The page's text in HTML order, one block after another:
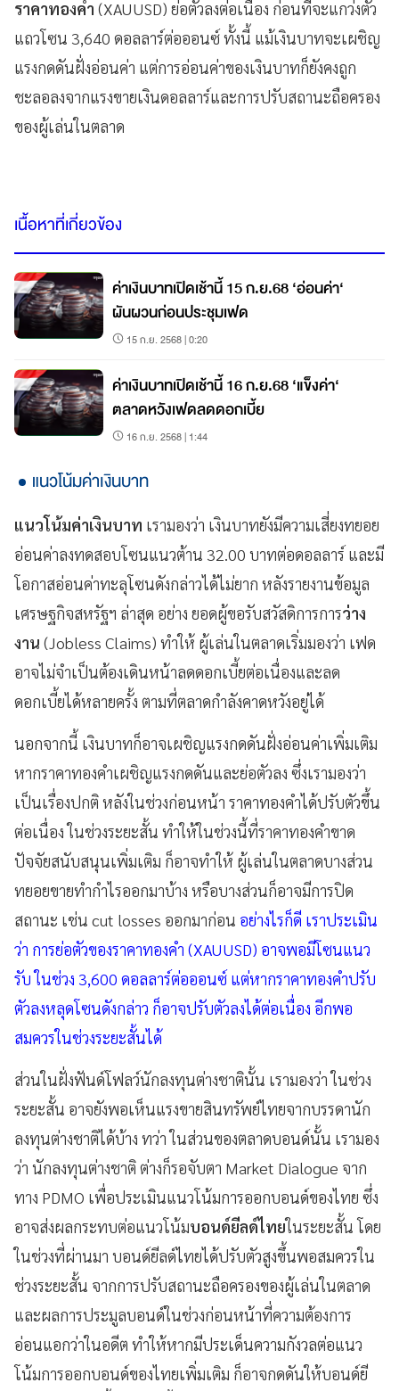
ราคาทองคำ (XAUUSD) ย่อตัวลงต่อเนื่อง ก่อนที่จะแกว่งตัว
แถวโซน 3,640 ดอลลาร์ต่อออนซ์ ทั้งนี้ แม้เงินบาทจะเผชิญ
แรงกดดันฝั่งอ่อนค่า แต่การอ่อนค่าของเงินบาทก็ยังคงถูก
ชะลอลงจากแรงขายเงินดอลลาร์และการปรับสถานะถือครอง
ของผู้เล่นในตลาด
เนื้อหาที่เกี่ยวข้อง
ค่าเงินบาทเปิดเช้านี้ 15 ก.ย.68 ‘อ่อนค่า‘
ผันผวนก่อนประชุมเฟด
15 ก.ย. 2568 | 0:20
ค่าเงินบาทเปิดเช้านี้ 16 ก.ย.68 ‘แข็งค่า‘
ตลาดหวังเฟดลดดอกเบี้ย
16 ก.ย. 2568 | 1:44
แนวโน้มค่าเงินบาท
แนวโน้มค่าเงินบาท เรามองว่า เงินบาทยังมีความเสี่ยงทยอย
อ่อนค่าลงทดสอบโซนแนวต้าน 32.00 บาทต่อดอลลาร์ และมี
โอกาสอ่อนค่าทะลุโซนดังกล่าวได้ไม่ยาก หลังรายงานข้อมูล
เศรษฐกิจสหรัฐฯ ล่าสุด อย่าง ยอดผู้ขอรับสวัสดิการการว่าง
งาน (Jobless Claims) ทำให้ ผู้เล่นในตลาดเริ่มมองว่า เฟด
อาจไม่จำเป็นต้องเดินหน้าลดดอกเบี้ยต่อเนื่องและลด
ดอกเบี้ยได้หลายครั้ง ตามที่ตลาดกำลังคาดหวังอยู่ได้
นอกจากนี้ เงินบาทก็อาจเผชิญแรงกดดันฝั่งอ่อนค่าเพิ่มเติม
หากราคาทองคำเผชิญแรงกดดันและย่อตัวลง ซึ่งเรามองว่า
เป็นเรื่องปกติ หลังในช่วงก่อนหน้า ราคาทองคำได้ปรับตัวขึ้น
ต่อเนื่อง ในช่วงระยะสั้น ทำให้ในช่วงนี้ที่ราคาทองคำขาด
ปัจจัยสนับสนุนเพิ่มเติม ก็อาจทำให้ ผู้เล่นในตลาดบางส่วน
ทยอยขายทำกำไรออกมาบ้าง หรือบางส่วนก็อาจมีการปิด
สถานะ เช่น cut losses ออกมาก่อน อย่างไรก็ดี เราประเมิน
ว่า การย่อตัวของราคาทองคำ (XAUUSD) อาจพอมีโซนแนว
รับ ในช่วง 3,600 ดอลลาร์ต่อออนซ์ แต่หากราคาทองคำปรับ
ตัวลงหลุดโซนดังกล่าว ก็อาจปรับตัวลงได้ต่อเนื่อง อีกพอ
สมควรในช่วงระยะสั้นได้
ส่วนในฝั่งฟันด์โฟลว์นักลงทุนต่างชาตินั้น เรามองว่า ในช่วง
ระยะสั้น อาจยังพอเห็นแรงขายสินทรัพย์ไทยจากบรรดานัก
ลงทุนต่างชาติได้บ้าง ทว่า ในส่วนของตลาดบอนด์นั้น เรามอง
ว่า นักลงทุนต่างชาติ ต่างก็รอจับตา Market Dialogue จาก
ทาง PDMO เพื่อประเมินแนวโน้มการออกบอนด์ของไทย ซึ่ง
อาจส่งผลกระทบต่อแนวโน้มบอนด์ยีลด์ไทยในระยะสั้น โดย
ในช่วงที่ผ่านมา บอนด์ยีลด์ไทยได้ปรับตัวสูงขึ้นพอสมควรใน
ช่วงระยะสั้น จากการปรับสถานะถือครองของผู้เล่นในตลาด
และผลการประมูลบอนด์ในช่วงก่อนหน้าที่ความต้องการ
อ่อนแอกว่าในอดีต ทำให้หากมีประเด็นความกังวลต่อแนว
โน้มการออกบอนด์ของไทยเพิ่มเติม ก็อาจกดดันให้บอนด์ยี